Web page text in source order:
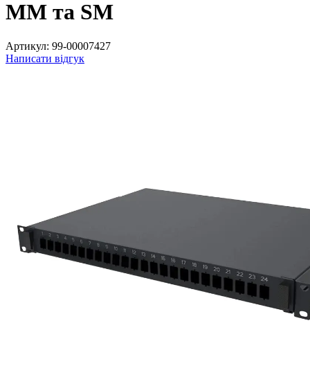
ММ та SM
Артикул: 99-00007427
Написати відгук